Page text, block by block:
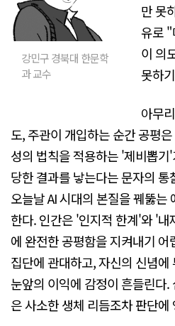
강민구 경북대 한문학
과 교수
만 못
유로
이 의
못하
아무
도, 주관이 개입하는 순간 공평
성의 법칙을 적용하는 '제비뽑
당한 결과를 낳는다는 문자의
오늘날 AI 시대의 본질을 꿰뚫
한다. 인간은 '인지적 한계'와 '
에 완전한 공평함을 지켜내기
집단에 관대하고, 자신의 신념
눈앞의 이익에 감정이 흔들린다
은 사소한 생체 리듬조차 판단에